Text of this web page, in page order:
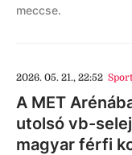
meccse.
2026. 05. 21., 22:52
A MET
utolsó vb-
magyar férfi